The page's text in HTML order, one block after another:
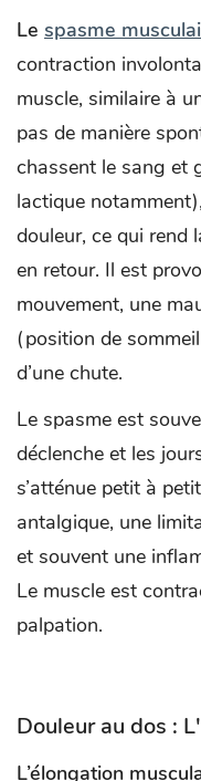
Le spasme
contraction
muscle, similaire à
pas de manière
chassent le sang et
lactique
douleur, ce qui rend
en retour. Il est
mouvement, une
(position de
d’une chute.
Le spasme est
déclenche et les
s’atténue petit à
antalgique, une
et souvent une
Le muscle est
palpation.
Douleur au dos :
L’élongation